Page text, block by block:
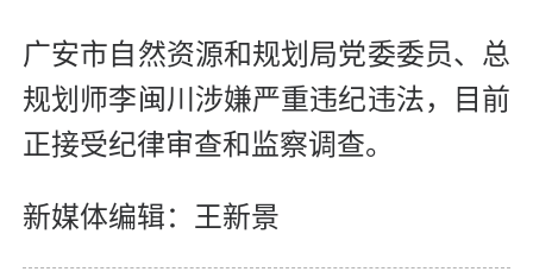
广安市自然资源和规划局党委委员、总
规划师李闽川涉嫌严重违纪违法，目前
正接受纪律审查和监察调查。
新媒体编辑：王新景